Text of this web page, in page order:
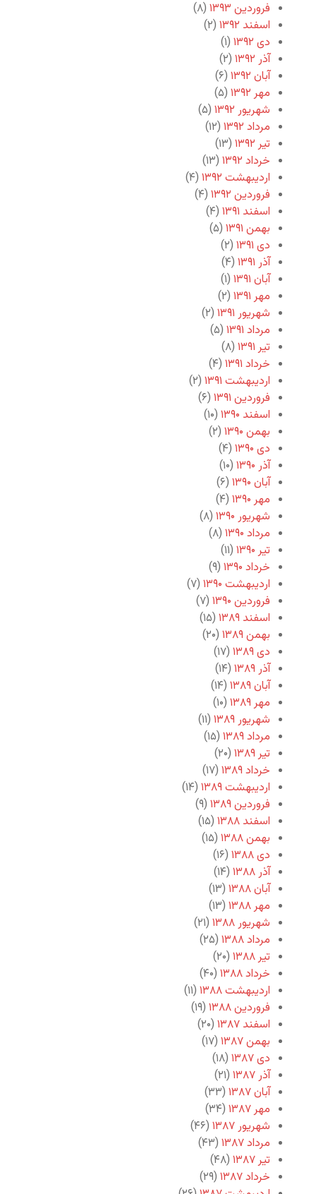
فروردین ۱۳۹۳
(۸)
اسفند ۱۳۹۲
(۲)
دی ۱۳۹۲
(۱)
آذر ۱۳۹۲
(۲)
آبان ۱۳۹۲
(۶)
مهر ۱۳۹۲
(۵)
شهریور ۱۳۹۲
(۵)
مرداد ۱۳۹۲
(۱۲)
تیر ۱۳۹۲
(۱۳)
خرداد ۱۳۹۲
(۱۳)
اردیبهشت ۱۳۹۲
(۴)
فروردین ۱۳۹۲
(۴)
اسفند ۱۳۹۱
(۴)
بهمن ۱۳۹۱
(۵)
دی ۱۳۹۱
(۲)
آذر ۱۳۹۱
(۴)
آبان ۱۳۹۱
(۱)
مهر ۱۳۹۱
(۲)
شهریور ۱۳۹۱
(۲)
مرداد ۱۳۹۱
(۵)
تیر ۱۳۹۱
(۸)
خرداد ۱۳۹۱
(۴)
اردیبهشت ۱۳۹۱
(۲)
فروردین ۱۳۹۱
(۶)
اسفند ۱۳۹۰
(۱۰)
بهمن ۱۳۹۰
(۲)
دی ۱۳۹۰
(۴)
آذر ۱۳۹۰
(۱۰)
آبان ۱۳۹۰
(۶)
مهر ۱۳۹۰
(۴)
شهریور ۱۳۹۰
(۸)
مرداد ۱۳۹۰
(۸)
تیر ۱۳۹۰
(۱۱)
خرداد ۱۳۹۰
(۹)
اردیبهشت ۱۳۹۰
(۷)
فروردین ۱۳۹۰
(۷)
اسفند ۱۳۸۹
(۱۵)
بهمن ۱۳۸۹
(۲۰)
دی ۱۳۸۹
(۱۷)
آذر ۱۳۸۹
(۱۴)
آبان ۱۳۸۹
(۱۴)
مهر ۱۳۸۹
(۱۰)
شهریور ۱۳۸۹
(۱۱)
مرداد ۱۳۸۹
(۱۵)
تیر ۱۳۸۹
(۲۰)
خرداد ۱۳۸۹
(۱۷)
اردیبهشت ۱۳۸۹
(۱۴)
فروردین ۱۳۸۹
(۹)
اسفند ۱۳۸۸
(۱۵)
بهمن ۱۳۸۸
(۱۵)
دی ۱۳۸۸
(۱۶)
آذر ۱۳۸۸
(۱۴)
آبان ۱۳۸۸
(۱۳)
مهر ۱۳۸۸
(۱۳)
شهریور ۱۳۸۸
(۲۱)
مرداد ۱۳۸۸
(۲۵)
تیر ۱۳۸۸
(۲۰)
خرداد ۱۳۸۸
(۴۰)
اردیبهشت ۱۳۸۸
(۱۱)
فروردین ۱۳۸۸
(۱۹)
اسفند ۱۳۸۷
(۲۰)
بهمن ۱۳۸۷
(۱۷)
دی ۱۳۸۷
(۱۸)
آذر ۱۳۸۷
(۲۱)
آبان ۱۳۸۷
(۳۳)
مهر ۱۳۸۷
(۳۴)
شهریور ۱۳۸۷
(۴۶)
مرداد ۱۳۸۷
(۴۳)
تیر ۱۳۸۷
(۴۸)
خرداد ۱۳۸۷
(۲۹)